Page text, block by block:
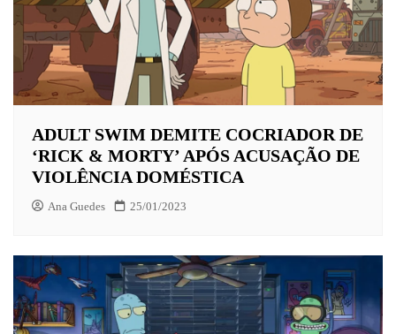
ADULT SWIM DEMITE COCRIADOR DE
‘RICK & MORTY’ APÓS ACUSAÇÃO DE
VIOLÊNCIA DOMÉSTICA
Ana Guedes 25/01/2023